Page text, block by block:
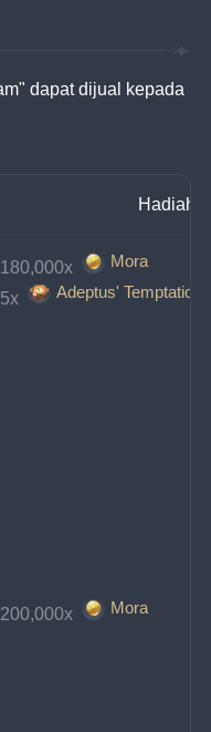
dapat dijual kepada
Hadiah
180,000x
Mora
5x
Adeptus' Temptation
200,000x Mora